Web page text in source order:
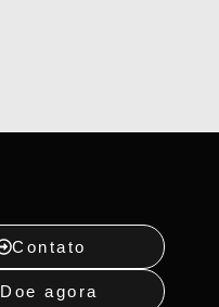
Contato
Doe agora